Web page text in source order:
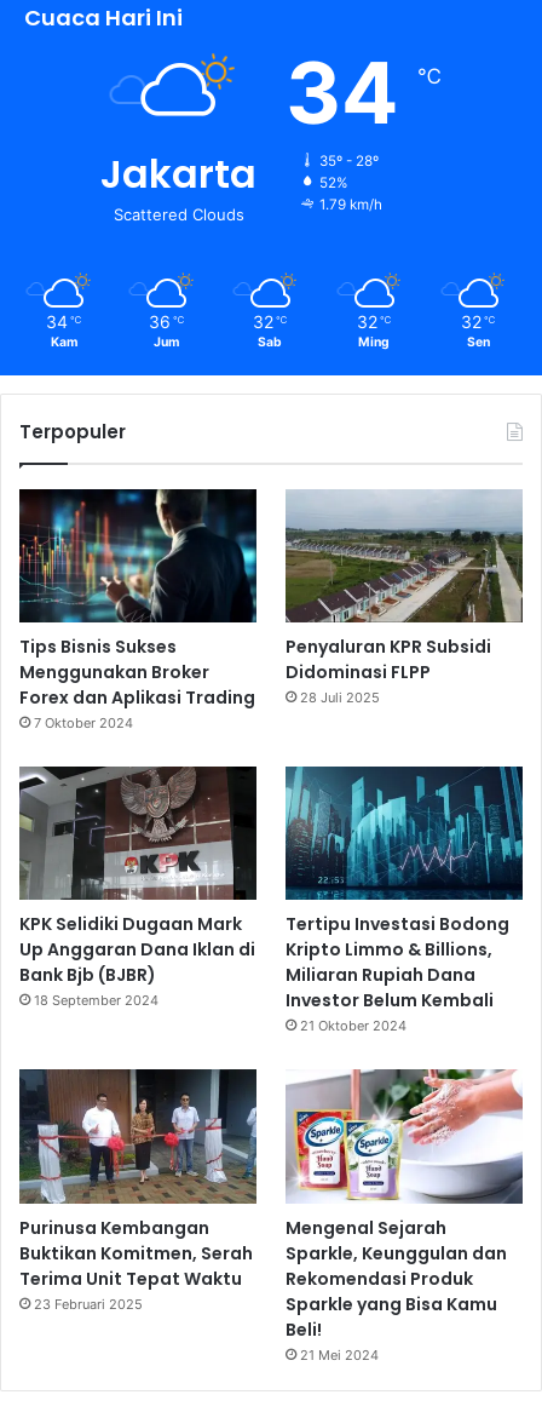
Cuaca Hari Ini
Jakarta
Scattered Clouds
34 ℃
35º - 28º
52%
1.79 km/h
34 ℃
Kam
36 ℃
Jum
32 ℃
Sab
32 ℃
Ming
32 ℃
Sen
Terpopuler
Tips Bisnis Sukses
Menggunakan Broker
Forex dan Aplikasi Trading
7 Oktober 2024
Penyaluran KPR Subsidi
Didominasi FLPP
28 Juli 2025
KPK Selidiki Dugaan Mark
Up Anggaran Dana Iklan di
Bank Bjb (BJBR)
18 September 2024
Tertipu Investasi Bodong
Kripto Limmo & Billions,
Miliaran Rupiah Dana
Investor Belum Kembali
21 Oktober 2024
Purinusa Kembangan
Buktikan Komitmen, Serah
Terima Unit Tepat Waktu
23 Februari 2025
Mengenal Sejarah
Sparkle, Keunggulan dan
Rekomendasi Produk
Sparkle yang Bisa Kamu
Beli!
21 Mei 2024